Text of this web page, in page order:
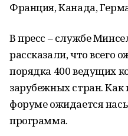
Франция, Канада,
В пресс – службе
рассказали, что всего
порядка 400 ведущих
зарубежных стран.
форуме ожидается
программа.